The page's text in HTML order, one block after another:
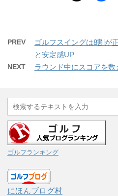
PREV
ゴルフスイングは8割が
と安定感UP
NEXT ラウンド中にスコアを
ゴルフランキング
にほんブログ村